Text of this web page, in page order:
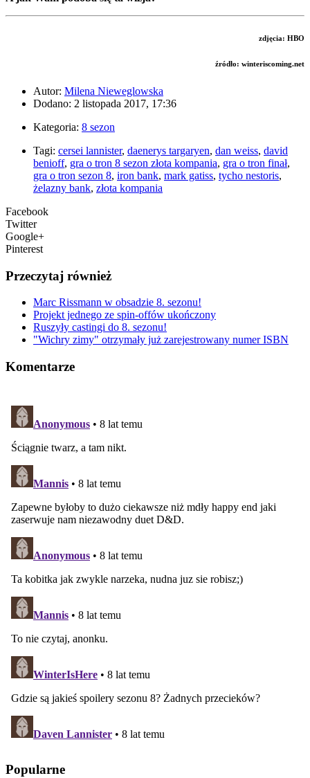
zdjęcia: HBO
źródło: winteriscoming.net
Autor: Milena Nieweglowska
Dodano: 2 listopada 2017, 17:36
Kategoria: 8 sezon
Tagi: cersei lannister, daenerys targaryen, dan weiss, david
benioff, gra o tron 8 sezon złota kompania, gra o tron finał,
gra o tron sezon 8, iron bank, mark gatiss, tycho nestoris,
żelazny bank, złota kompania
Facebook
Twitter
Google+
Pinterest
Przeczytaj również
Marc Rissmann w obsadzie 8. sezonu!
Projekt jednego ze spin-offów ukończony
Ruszyły castingi do 8. sezonu!
"Wichry zimy" otrzymały już zarejestrowany numer ISBN
Komentarze
Popularne